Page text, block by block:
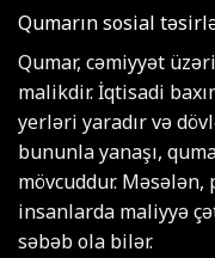
Qumarın sosial
Qumar, cəmiyyət
malikdir. İqtisadi
yerləri yaradır və
bununla yanaşı,
mövcuddur.
insanlarda maliyyə
səbəb ola bilər.